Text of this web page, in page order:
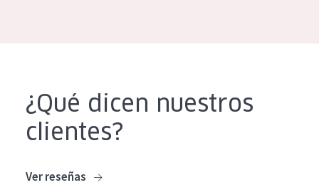
¿Qué dicen nuestros
clientes?
Ver reseñas